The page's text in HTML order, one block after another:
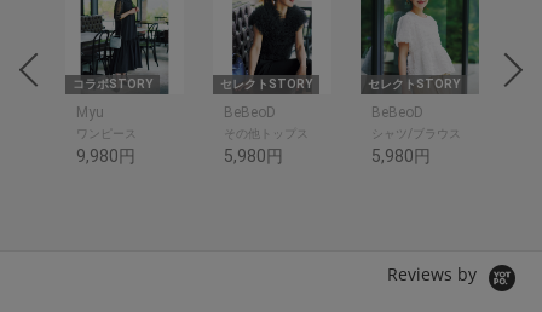
コラボSTORY
Myu
ワンピース
9,980円
セレクトSTORY
BeBeoD
その他トップス
5,980円
セレクトSTORY
BeBeoD
シャツ/ブラウス
5,980円
Reviews by